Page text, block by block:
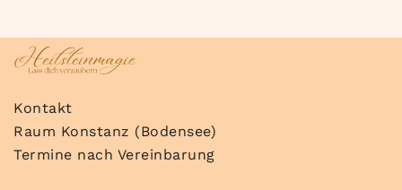
Kontakt
Raum Konstanz (Bodensee)
Termine nach Vereinbarung